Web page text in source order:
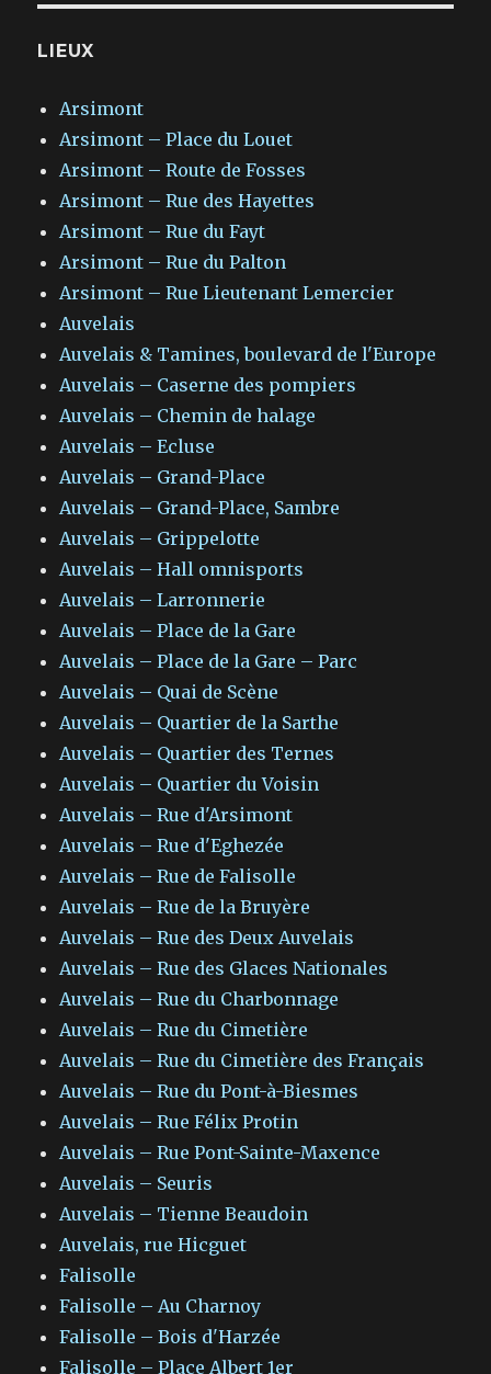
LIEUX
Arsimont
Arsimont – Place du Louet
Arsimont – Route de Fosses
Arsimont – Rue des Hayettes
Arsimont – Rue du Fayt
Arsimont – Rue du Palton
Arsimont – Rue Lieutenant Lemercier
Auvelais
Auvelais & Tamines, boulevard de l'Europe
Auvelais – Caserne des pompiers
Auvelais – Chemin de halage
Auvelais – Ecluse
Auvelais – Grand-Place
Auvelais – Grand-Place, Sambre
Auvelais – Grippelotte
Auvelais – Hall omnisports
Auvelais – Larronnerie
Auvelais – Place de la Gare
Auvelais – Place de la Gare – Parc
Auvelais – Quai de Scène
Auvelais – Quartier de la Sarthe
Auvelais – Quartier des Ternes
Auvelais – Quartier du Voisin
Auvelais – Rue d'Arsimont
Auvelais – Rue d'Eghezée
Auvelais – Rue de Falisolle
Auvelais – Rue de la Bruyère
Auvelais – Rue des Deux Auvelais
Auvelais – Rue des Glaces Nationales
Auvelais – Rue du Charbonnage
Auvelais – Rue du Cimetière
Auvelais – Rue du Cimetière des Français
Auvelais – Rue du Pont-à-Biesmes
Auvelais – Rue Félix Protin
Auvelais – Rue Pont-Sainte-Maxence
Auvelais – Seuris
Auvelais – Tienne Beaudoin
Auvelais, rue Hicguet
Falisolle
Falisolle – Au Charnoy
Falisolle – Bois d'Harzée
Falisolle – Place Albert 1er